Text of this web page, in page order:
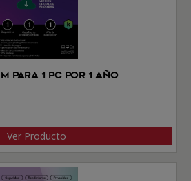
Para 1 PC por 1 Año
Ver Producto